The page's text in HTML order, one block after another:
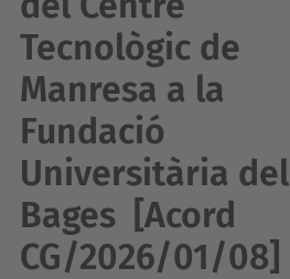
Tecnològic de
Manresa a la
Fundació
Universitària del
Bages [Acord
CG/2026/01/08]